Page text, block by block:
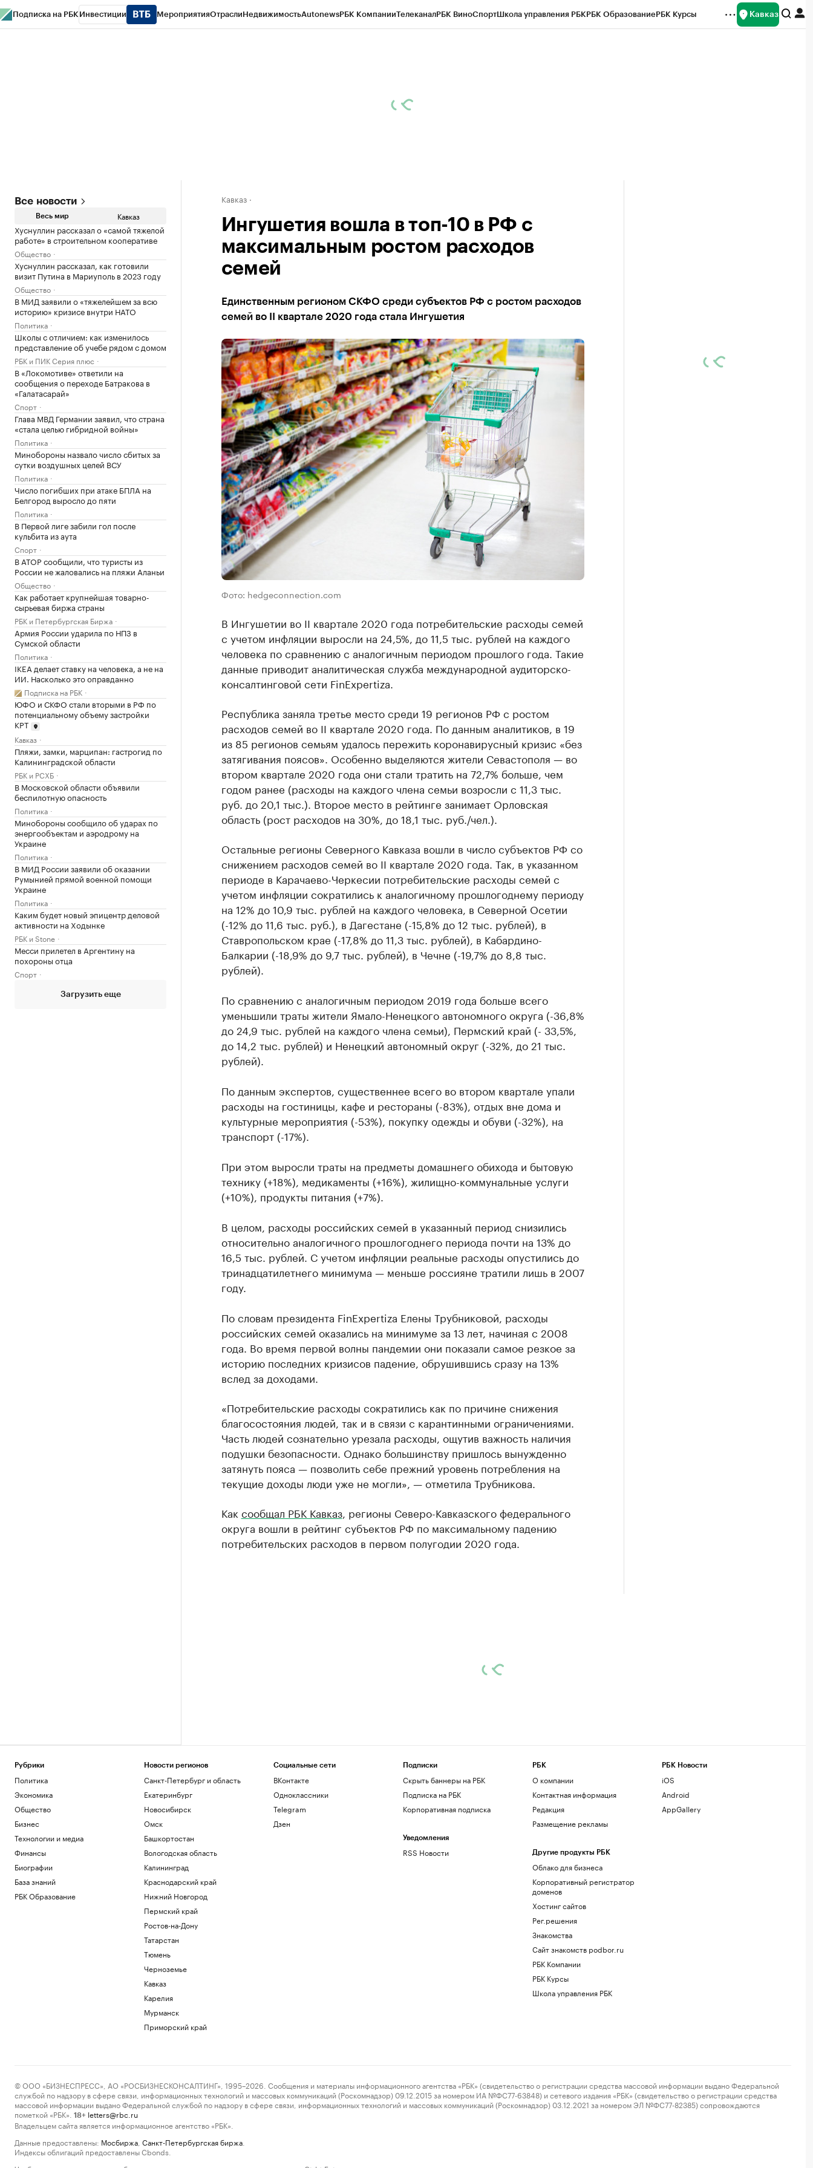
Подписка на РБК Инвестиции МероприятияОтраслиНедвижимостьAutonewsРБК КомпанииТелеканалРБК ВиноСпортШкола управления РБКРБК ОбразованиеРБК Курсы Кавказ
Все новости
Весь мир Кавказ
Хуснуллин рассказал о «самой тяжелой
работе» в строительном кооперативе
Общество
Хуснуллин рассказал, как готовили
визит Путина в Мариуполь в 2023 году
Общество
В МИД заявили о «тяжелейшем за всю
историю» кризисе внутри НАТО
Политика
Школы с отличием: как изменилось
представление об учебе рядом с домом
РБК и ПИК Серия плюс
В «Локомотиве» ответили на
сообщения о переходе Батракова в
«Галатасарай»
Спорт
Глава МВД Германии заявил, что страна
«стала целью гибридной войны»
Политика
Минобороны назвало число сбитых за
сутки воздушных целей ВСУ
Политика
Число погибших при атаке БПЛА на
Белгород выросло до пяти
Политика
В Первой лиге забили гол после
кульбита из аута
Спорт
В АТОР сообщили, что туристы из
России не жаловались на пляжи Аланьи
Общество
Как работает крупнейшая товарно-
сырьевая биржа страны
РБК и Петербургская Биржа
Армия России ударила по НПЗ в
Сумской области
Политика
IKEA делает ставку на человека, а не на
ИИ. Насколько это оправданно
Подписка на РБК
ЮФО и СКФО стали вторыми в РФ по
потенциальному объему застройки
КРТ
Кавказ
Пляжи, замки, марципан: гастрогид по
Калининградской области
РБК и РСХБ
В Московской области объявили
беспилотную опасность
Политика
Минобороны сообщило об ударах по
энергообъектам и аэродрому на
Украине
Политика
В МИД России заявили об оказании
Румынией прямой военной помощи
Украине
Политика
Каким будет новый эпицентр деловой
активности на Ходынке
РБК и Stone
Месси прилетел в Аргентину на
похороны отца
Спорт
Загрузить еще
Кавказ
Ингушетия вошла в топ-10 в РФ с
максимальным ростом расходов
семей
Единственным регионом СКФО среди субъектов РФ с ростом расходов
семей во II квартале 2020 года стала Ингушетия
Фото: hedgeconnection.com
В Ингушетии во II квартале 2020 года потребительские расходы семей
с учетом инфляции выросли на 24,5%, до 11,5 тыс. рублей на каждого
человека по сравнению с аналогичным периодом прошлого года. Такие
данные приводит аналитическая служба международной аудиторско-
консалтинговой сети FinExpertiza.
Республика заняла третье место среди 19 регионов РФ с ростом
расходов семей во II квартале 2020 года. По данным аналитиков, в 19
из 85 регионов семьям удалось пережить коронавирусный кризис «без
затягивания поясов». Особенно выделяются жители Севастополя — во
втором квартале 2020 года они стали тратить на 72,7% больше, чем
годом ранее (расходы на каждого члена семьи возросли с 11,3 тыс.
руб. до 20,1 тыс.). Второе место в рейтинге занимает Орловская
область (рост расходов на 30%, до 18,1 тыс. руб./чел.).
Остальные регионы Северного Кавказа вошли в число субъектов РФ со
снижением расходов семей во II квартале 2020 года. Так, в указанном
периоде в Карачаево-Черкесии потребительские расходы семей с
учетом инфляции сократились к аналогичному прошлогоднему периоду
на 12% до 10,9 тыс. рублей на каждого человека, в Северной Осетии
(-12% до 11,6 тыс. руб.), в Дагестане (-15,8% до 12 тыс. рублей), в
Ставропольском крае (-17,8% до 11,3 тыс. рублей), в Кабардино-
Балкарии (-18,9% до 9,7 тыс. рублей), в Чечне (-19,7% до 8,8 тыс.
рублей).
По сравнению с аналогичным периодом 2019 года больше всего
уменьшили траты жители Ямало-Ненецкого автономного округа (-36,8%
до 24,9 тыс. рублей на каждого члена семьи), Пермский край (- 33,5%,
до 14,2 тыс. рублей) и Ненецкий автономный округ (-32%, до 21 тыс.
рублей).
По данным экспертов, существеннее всего во втором квартале упали
расходы на гостиницы, кафе и рестораны (-83%), отдых вне дома и
культурные мероприятия (-53%), покупку одежды и обуви (-32%), на
транспорт (-17%).
При этом выросли траты на предметы домашнего обихода и бытовую
технику (+18%), медикаменты (+16%), жилищно-коммунальные услуги
(+10%), продукты питания (+7%).
В целом, расходы российских семей в указанный период снизились
относительно аналогичного прошлогоднего периода почти на 13% до
16,5 тыс. рублей. С учетом инфляции реальные расходы опустились до
тринадцатилетнего минимума — меньше россияне тратили лишь в 2007
году.
По словам президента FinExpertiza Елены Трубниковой, расходы
российских семей оказались на минимуме за 13 лет, начиная с 2008
года. Во время первой волны пандемии они показали самое резкое за
историю последних кризисов падение, обрушившись сразу на 13%
вслед за доходами.
«Потребительские расходы сократились как по причине снижения
благосостояния людей, так и в связи с карантинными ограничениями.
Часть людей сознательно урезала расходы, ощутив важность наличия
подушки безопасности. Однако большинству пришлось вынужденно
затянуть пояса — позволить себе прежний уровень потребления на
текущие доходы люди уже не могли», — отметила Трубникова.
Как сообщал РБК Кавказ, регионы Северо-Кавказского федерального
округа вошли в рейтинг субъектов РФ по максимальному падению
потребительских расходов в первом полугодии 2020 года.
Рубрики
Политика
Экономика
Общество
Бизнес
Технологии и медиа
Финансы
Биографии
База знаний
РБК Образование
Новости регионов
Санкт-Петербург и область
Екатеринбург
Новосибирск
Омск
Башкортостан
Вологодская область
Калининград
Краснодарский край
Нижний Новгород
Пермский край
Ростов-на-Дону
Татарстан
Тюмень
Черноземье
Кавказ
Карелия
Мурманск
Приморский край
Социальные сети
ВКонтакте
Одноклассники
Telegram
Дзен
Подписки
Скрыть баннеры на РБК
Подписка на РБК
Корпоративная подписка
Уведомления
RSS Новости
РБК
О компании
Контактная информация
Редакция
Размещение рекламы
Другие продукты РБК
Облако для бизнеса
Корпоративный регистратор
доменов
Хостинг сайтов
Рег.решения
Знакомства
Сайт знакомств podbor.ru
РБК Компании
РБК Курсы
Школа управления РБК
РБК Новости
iOS
Android
AppGallery
© ООО «БИЗНЕСПРЕСС», АО «РОСБИЗНЕСКОНСАЛТИНГ», 1995–2026. Сообщения и материалы информационного агентства «РБК» (свидетельство о регистрации средства массовой информации выдано Федеральной
службой по надзору в сфере связи, информационных технологий и массовых коммуникаций (Роскомнадзор) 09.12.2015 за номером ИА №ФС77-63848) и сетевого издания «РБК» (свидетельство о регистрации средства
массовой информации выдано Федеральной службой по надзору в сфере связи, информационных технологий и массовых коммуникаций (Роскомнадзор) 03.12.2021 за номером ЭЛ №ФС77-82385) сопровождаются
пометкой «РБК».
18+ letters@rbc.ru
Владельцем сайта является информационное агентство «РБК».
Данные предоставлены: Мосбиржа Санкт-Петербургская биржа
Индексы облигаций предоставлены Cbonds.